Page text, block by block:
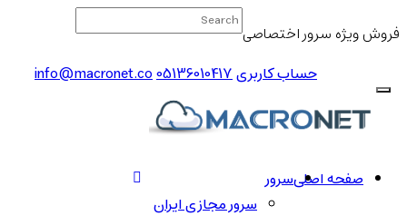
فروش ویژه سرور اختصاصی
info@macronet.co05136010417حساب کاربری
صفحه اصلیسرور
سرور مجازی ایران